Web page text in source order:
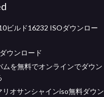
ビルド16232 ISOダウンロー
ウンロード
ムを無料でオンラインでダウン
リオサンシャインiso無料ダウン